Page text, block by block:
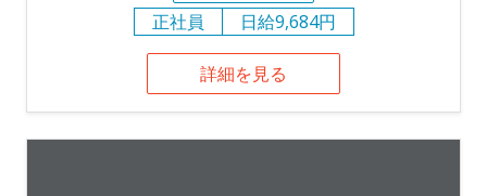
正社員
日給9,684円
詳細を見る